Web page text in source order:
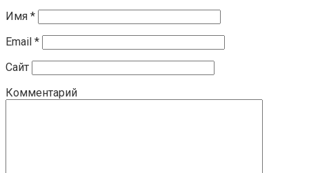
Имя *
Email *
Сайт
Комментарий